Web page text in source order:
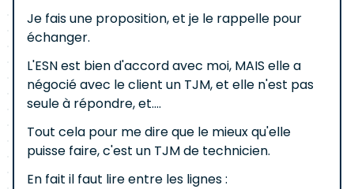
Je fais une proposition, et je le rappelle pour
échanger.
L'ESN est bien d'accord avec moi, MAIS elle a
négocié avec le client un TJM, et elle n'est pas
seule à répondre, et....
Tout cela pour me dire que le mieux qu'elle
puisse faire, c'est un TJM de technicien.
En fait il faut lire entre les lignes :